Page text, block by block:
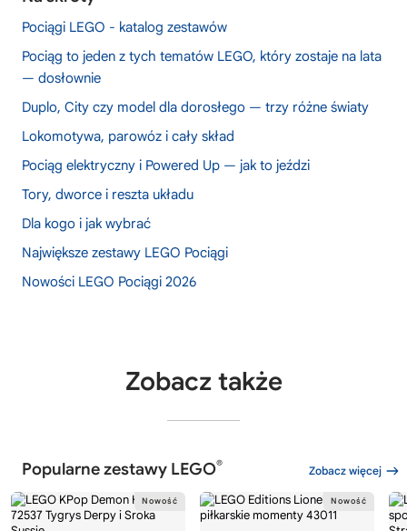
Pociągi LEGO - katalog zestawów
Pociąg to jeden z tych tematów LEGO, który zostaje na lata
— dosłownie
Duplo, City czy model dla dorosłego — trzy różne światy
Lokomotywa, parowóz i cały skład
Pociąg elektryczny i Powered Up — jak to jeździ
Tory, dworce i reszta układu
Dla kogo i jak wybrać
Największe zestawy LEGO Pociągi
Nowości LEGO Pociągi 2026
Zobacz także
Popularne zestawy LEGO® Zobacz więcej